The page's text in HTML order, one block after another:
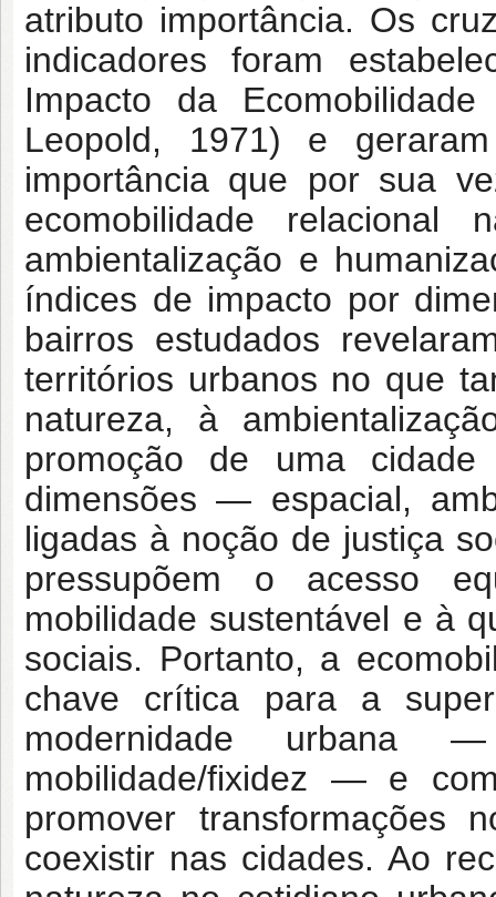
atributo importância. Os
indicadores foram
Impacto da
Leopold, 1971) e
importância que por sua
ecomobilidade
ambientalização e
índices de impacto por
bairros estudados
territórios urbanos no que
natureza, à
promoção de uma
dimensões — espacial,
ligadas à noção de justiça
pressupõem o acesso
mobilidade sustentável e à
sociais. Portanto, a
chave crítica para a
modernidade urbana —
mobilidade/fixidez — e
promover transformações
coexistir nas cidades. Ao